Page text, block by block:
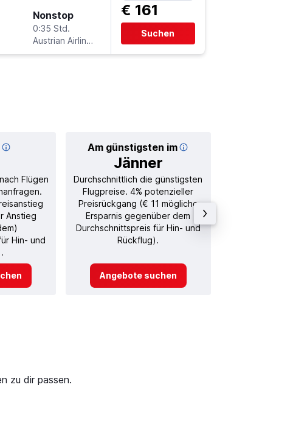
Nonstop
0:35 Std.
Austrian Airlines
€ 161
Suchen
Am günstigsten im
Jänner
Flügen
Anstieg
Hin- und
Durchschnittlich die günstigsten
Flugpreise. 4% potenzieller
Preisrückgang (€ 11 mögliche
Ersparnis gegenüber dem
Durchschnittspreis für Hin- und
Rückflug).
Angebote suchen
zu dir passen.